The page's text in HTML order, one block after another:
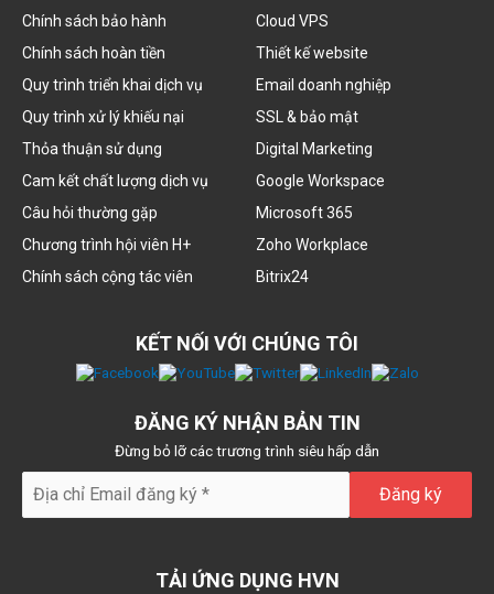
Chính sách bảo hành
Chính sách hoàn tiền
Quy trình triển khai dịch vụ
Quy trình xử lý khiếu nại
Thỏa thuận sử dụng
Cam kết chất lượng dịch vụ
Câu hỏi thường gặp
Chương trình hội viên H+
Chính sách cộng tác viên
Cloud VPS
Thiết kế website
Email doanh nghiệp
SSL & bảo mật
Digital Marketing
Google Workspace
Microsoft 365
Zoho Workplace
Bitrix24
KẾT NỐI VỚI CHÚNG TÔI
ĐĂNG KÝ NHẬN BẢN TIN
Đừng bỏ lỡ các trương trình siêu hấp dẫn
TẢI ỨNG DỤNG HVN